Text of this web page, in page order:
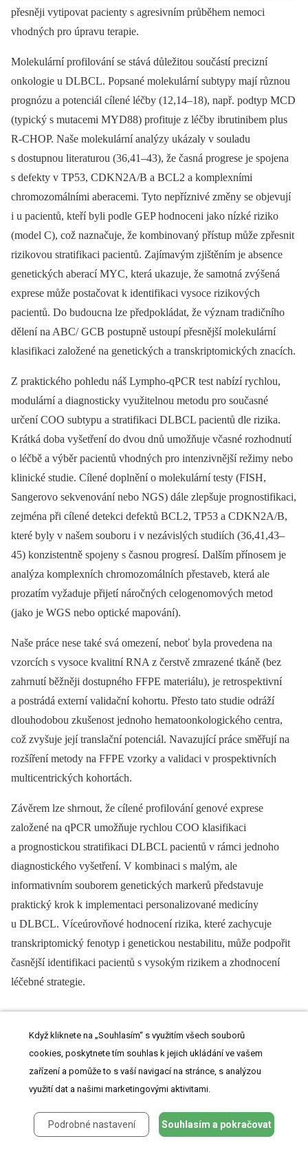
přesněji vytipovat pacienty s agresivním průběhem nemoci
vhodných pro úpravu terapie.
Molekulární profilování se stává důležitou součástí precizní
onkologie u DLBCL. Popsané molekulární subtypy mají různou
prognózu a potenciál cílené léčby (12,14–18), např. podtyp MCD
(typický s mutacemi MYD88) profituje z léčby ibrutinibem plus
R-CHOP. Naše molekulární analýzy ukázaly v souladu
s dostupnou literaturou (36,41–43), že časná progrese je spojena
s defekty v TP53, CDKN2A/B a BCL2 a komplexními
chromozomálními aberacemi. Tyto nepříznivé změny se objevují
i u pacientů, kteří byli podle GEP hodnoceni jako nízké riziko
(model C), což naznačuje, že kombinovaný přístup může zpřesnit
rizikovou stratifikaci pacientů. Zajímavým zjištěním je absence
genetických aberací MYC, která ukazuje, že samotná zvýšená
exprese může postačovat k identifikaci vysoce rizikových
pacientů. Do budoucna lze předpokládat, že význam tradičního
dělení na ABC/ GCB postupně ustoupí přesnější molekulární
klasifikaci založené na genetických a transkriptomických znacích.
Z praktického pohledu náš Lympho-qPCR test nabízí rychlou,
modulární a diagnosticky využitelnou metodu pro současné
určení COO subtypu a stratifikaci DLBCL pacientů dle rizika.
Krátká doba vyšetření do dvou dnů umožňuje včasné rozhodnutí
o léčbě a výběr pacientů vhodných pro intenzivnější režimy nebo
klinické studie. Cílené doplnění o molekulární testy (FISH,
Sangerovo sekvenování nebo NGS) dále zlepšuje prognostifikaci,
zejména při cílené detekci defektů BCL2, TP53 a CDKN2A/B,
které byly v našem souboru i v nezávislých studiích (36,41,43–
45) konzistentně spojeny s časnou progresí. Dalším přínosem je
analýza komplexních chromozomálních přestaveb, která ale
prozatím vyžaduje přijetí náročných celogenomových metod
(jako je WGS nebo optické mapování).
Naše práce nese také svá omezení, neboť byla provedena na
vzorcích s vysoce kvalitní RNA z čerstvě zmrazené tkáně (bez
zahrnutí běžněji dostupného FFPE materiálu), je retrospektivní
a postrádá externí validační kohortu. Přesto tato studie odráží
dlouhodobou zkušenost jednoho hematoonkologického centra,
což zvyšuje její translační potenciál. Navazující práce směřují na
rozšíření metody na FFPE vzorky a validaci v prospektivních
multicentrických kohortách.
Závěrem lze shrnout, že cílené profilování genové exprese
založené na qPCR umožňuje rychlou COO klasifikaci
a prognostickou stratifikaci DLBCL pacientů v rámci jednoho
diagnostického vyšetření. V kombinaci s malým, ale
informativním souborem genetických markerů představuje
praktický krok k implementaci personalizované medicíny
u DLBCL. Víceúrovňové hodnocení rizika, které zachycuje
transkriptomický fenotyp i genetickou nestabilitu, může podpořit
časnější identifikaci pacientů s vysokým rizikem a zhodnocení
léčebné strategie.
PODĚKOVÁNÍ
Tato práce byla podpořena projekty AZV NU22-08-
00227 a FNBr 65269705 poskytnutými Ministerstvem
Když kliknete na „Souhlasím“ s využitím všech souborů
cookies, poskytnete tím souhlas k jejich ukládání ve vašem
zařízení a pomůže to s vaší navigací na stránce, s analýzou
využití dat a našimi marketingovými aktivitami.
Podrobné nastavení Souhlasím a pokračovat